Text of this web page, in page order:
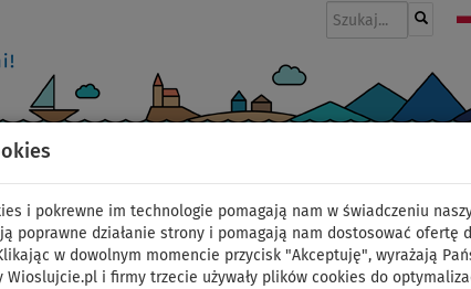
i pokrewne im technologie pomagają nam w świadczeniu
poprawne działanie strony i pomagają nam dostosować ofertę
w dowolnym momencie przycisk "Akceptuję", wyrażają
Wioslujcie.pl i firmy trzecie używały plików cookies do
– WindSUP